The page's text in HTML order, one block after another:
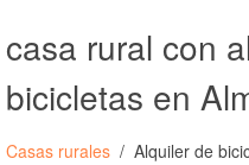
casa rural con
bicicletas en
Casas rurales Alquiler de